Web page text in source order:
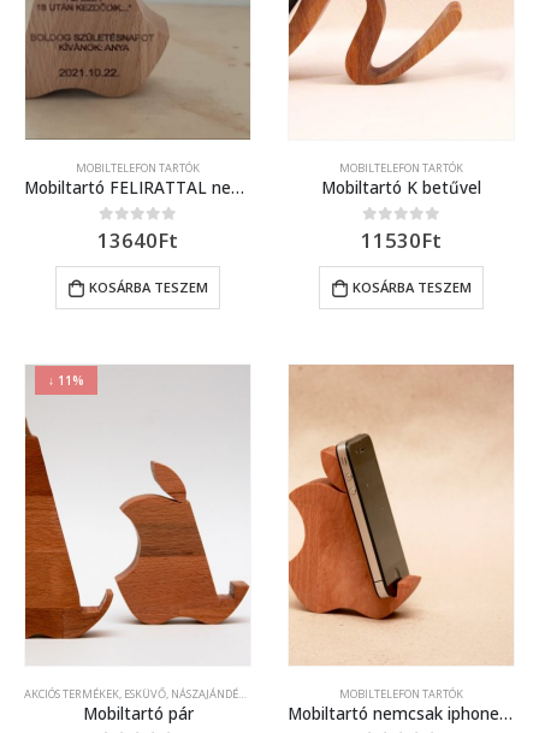
MOBILTELEFON TARTÓK
Mobiltartó FELIRATTAL nemcsak iphone-osoknak
0 out of 5
13640Ft
KOSÁRBA TESZEM
MOBILTELEFON TARTÓK
Mobiltartó K betűvel
0 out of 5
11530Ft
KOSÁRBA TESZEM
↓ 11%
AKCIÓS TERMÉKEK, ESKÜVŐ, NÁSZAJÁNDÉK , MOBILTELEFON TARTÓK,SZETTEK
Mobiltartó pár
MOBILTELEFON TARTÓK
Mobiltartó nemcsak iphone-osoknak